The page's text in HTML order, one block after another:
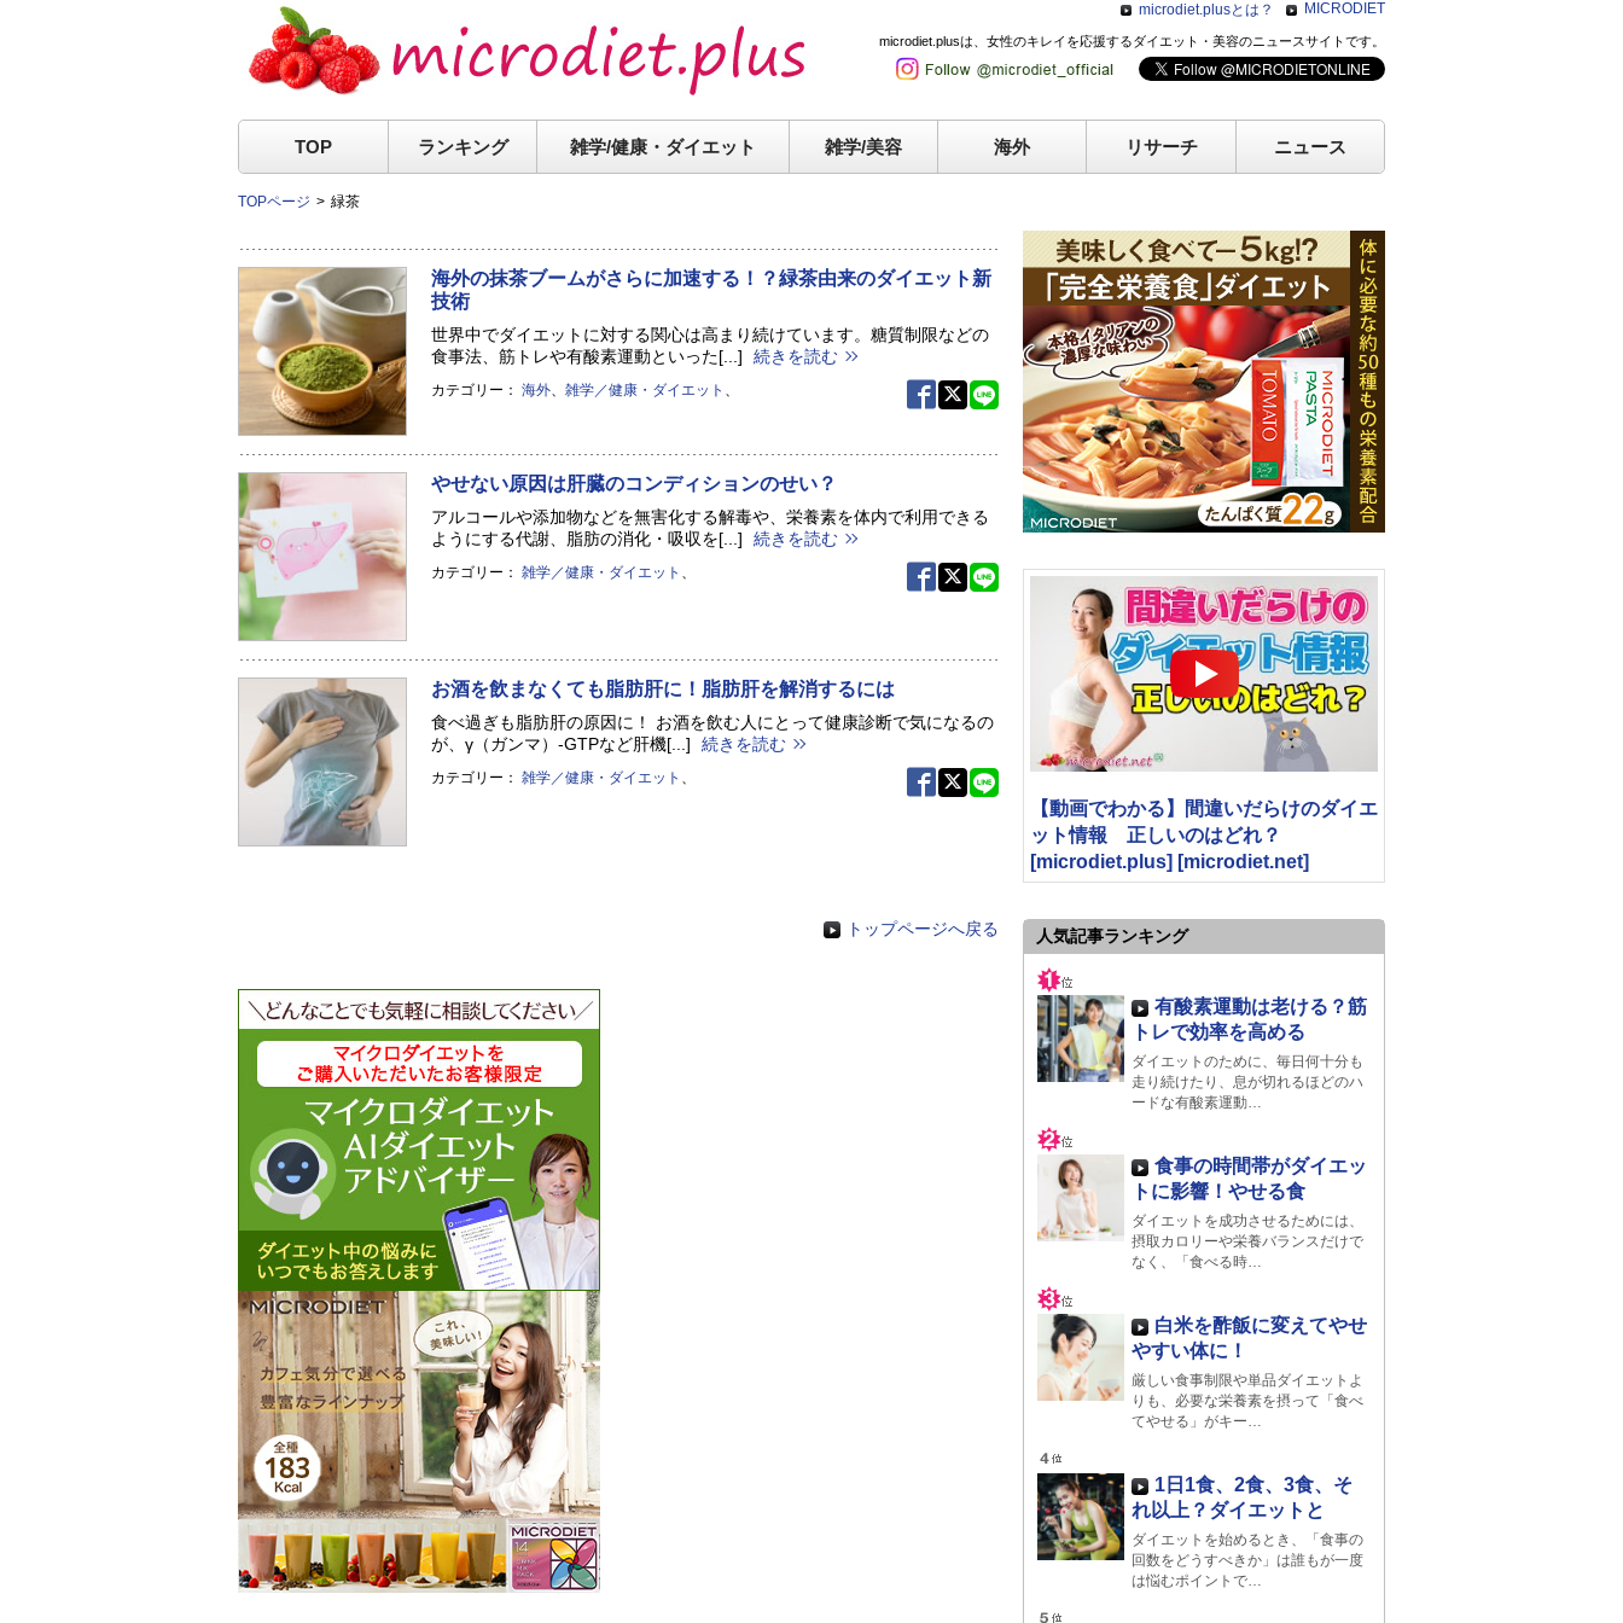
microdiet.plusとは？ MICRODIET
microdiet.plusは、女性のキレイを応援するダイエット・美容のニュースサイトです。
TOP ランキング 雑学/健康・ ダイエット 雑学/美容 海外 リサーチ ニュース
TOPページ 緑茶
海外の抹茶ブームがさらに加速する！？緑茶由来のダイエット新
技術
世界中でダイエットに対する関心は高まり続けています。糖質制限などの
食事法、筋トレや有酸素運動といった[...]
続きを読む
カテゴリー：海外、雑学／健康・ダイエット 、
やせない原因は肝臓のコンディションのせい？
アルコールや添加物などを無害化する解毒や、栄養素を体内で利用できる
ようにする代謝、脂肪の消化・吸収を[...]
続きを読む
カテゴリー：雑学／健康・ダイエット 、
お酒を飲まなくても脂肪肝に！脂肪肝を解消するには
食べ過ぎも脂肪肝の原因に！ お酒を飲む人にとって健康診断で気になるの
が、γ（ガンマ）-GTPなど肝機[...]
続きを読む
カテゴリー：雑学／健康・ダイエット
トップページへ戻る
【動画でわかる】間違いだらけのダイエ
ット情報 正しいのはどれ？
[microdiet.plus] [microdiet.net]
人気記事ランキング
有酸素運動は老ける？筋
トレで効率を高める
ダイエットのために、毎日何十分も
走り続けたり、息が切れるほどのハ
ードな有酸素運動…
食事の時間帯がダイエッ
トに影響！やせる食
ダイエットを成功させるためには、
摂取カロリーや栄養バランスだけで
なく、「食べる時…
白米を酢飯に変えてやせ
やすい体に！
厳しい食事制限や単品ダイエットよ
りも、必要な栄養素を摂って「食べ
てやせる」がキー…
1日1食、2食、3食、そ
れ以上？ダイエットと
ダイエットを始めるとき、「食事の
回数をどうすべきか」は誰もが一度
は悩むポイントで…